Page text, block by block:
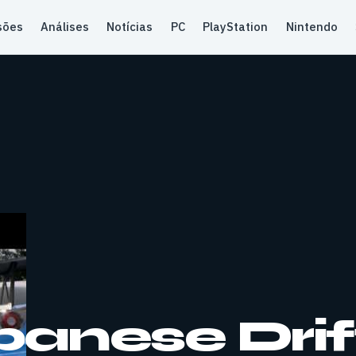
Análises Notícias PC PlayStation Nintendo